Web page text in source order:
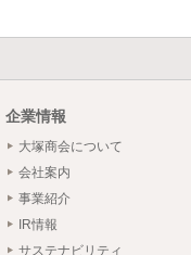
企業情報
大塚商会について
会社案内
事業紹介
IR情報
サステナビリティ